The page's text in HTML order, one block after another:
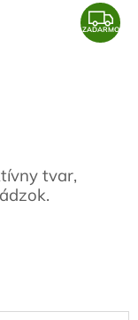
Z
A
ZADARMO
tvar,